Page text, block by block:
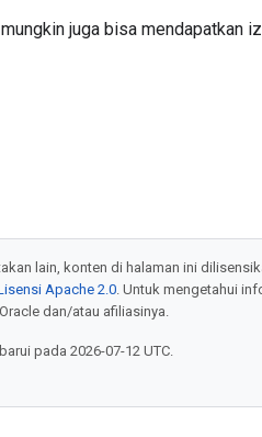
juga bisa mendapatkan
lain, konten di halaman ini
Apache 2.0. Untuk mengetahui
dan/atau afiliasinya.
pada 2026-07-12 UTC.